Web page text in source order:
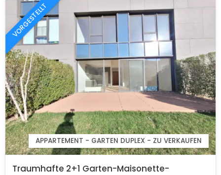
VORGESTELLT
APPARTEMENT - GARTEN DUPLEX - ZU VERKAUFEN
Traumhafte 2+1 Garten-Maisonette-